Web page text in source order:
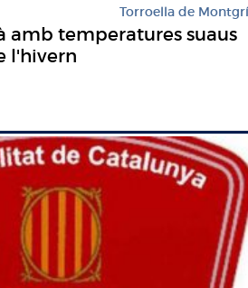
Torroella de Montgrí
amb temperatures suaus
l'hivern